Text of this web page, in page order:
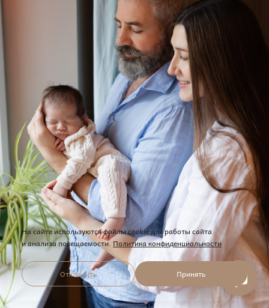
На сайте используются файлы cookie для работы сайта
и анализа посещаемости. Политика конфиденциальности
Отклонить Принять